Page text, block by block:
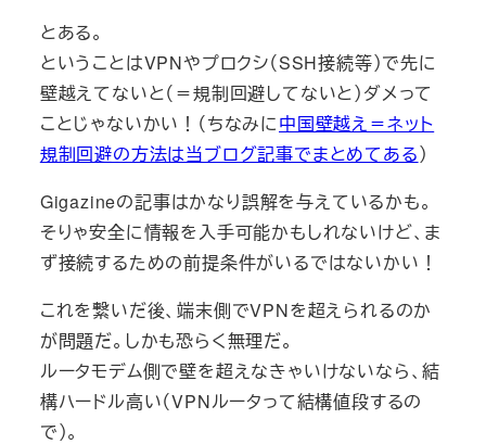
とある。
ということはVPNやプロクシ（SSH接続等）で先に
壁越えてないと（＝規制回避してないと）ダメって
ことじゃないかい！（ちなみに中国壁越え＝ネット
規制回避の方法は当ブログ記事でまとめてある）
Gigazineの記事はかなり誤解を与えているかも。
そりゃ安全に情報を入手可能かもしれないけど、ま
ず接続するための前提条件がいるではないかい！
これを繋いだ後、端末側でVPNを超えられるのか
が問題だ。しかも恐らく無理だ。
ルータモデム側で壁を超えなきゃいけないなら、結
構ハードル高い（VPNルータって結構値段するの
で）。